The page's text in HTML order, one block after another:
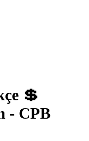
💲
- CPB